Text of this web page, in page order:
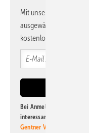
Mit unserem
ausgewählte
kostenlos direkt ins
Bei Anmeldung zu
interessante Verlags- und
Gentner Verlag GmbH &